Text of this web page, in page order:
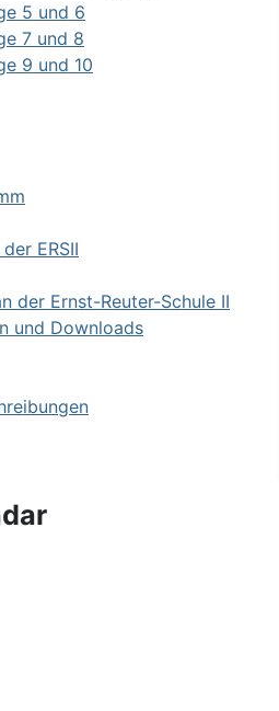
5 und 6
7 und 8
9 und 10
ERSII
der Ernst-Reuter-Schule II
und Downloads